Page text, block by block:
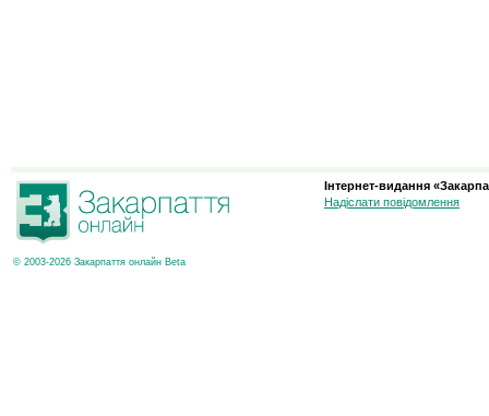
© 2003-2026 Закарпаття онлайн Beta
Інтернет-видання
Надіслати повідомлення